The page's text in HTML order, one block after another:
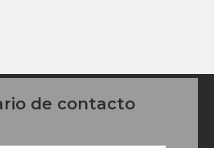
de contacto